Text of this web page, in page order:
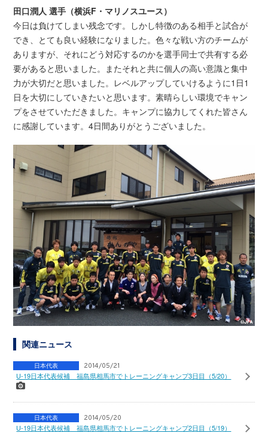
田口潤人 選手 （横浜F・マリノスユース）
今日は負けてしまい残念です。しかし特徴のある相手と試合が
でき、とても良い経験になりました。色々な戦い方のチームが
ありますが、それにどう対応するのかを選手同士で共有する必
要があると思いました。またそれと共に個人の高い意識と集中
力が大切だと思いました。レベルアップしていけるように1日1
日を大切にしていきたいと思います。素晴らしい環境でキャン
プをさせていただきました。キャンプに協力してくれた皆さん
に感謝しています。4日間ありがとうございました。
関連ニュース
日本代表 2014/05/21
U-19日本代表候補 福島県相馬市でトレーニングキャンプ3日目（5/20）
日本代表 2014/05/20
U-19日本代表候補 福島県相馬市でトレーニングキャンプ2日目（5/19）